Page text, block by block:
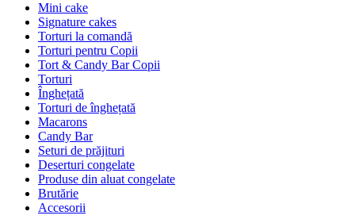
Mini cake
Signature cakes
Torturi la comandă
Torturi pentru Copii
Tort & Candy Bar Copii
Torturi
Înghețată
Torturi de înghețată
Macarons
Candy Bar
Seturi de prăjituri
Deserturi congelate
Produse din aluat congelate
Brutărie
Accesorii